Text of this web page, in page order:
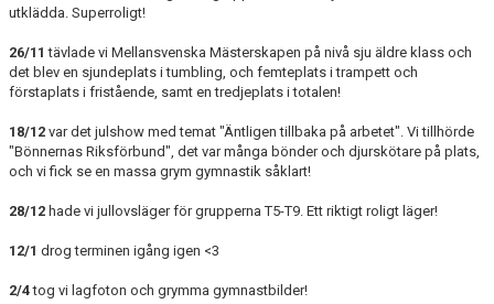
utklädda. Superroligt!
26/11 tävlade vi Mellansvenska Mästerskapen på nivå sju äldre klass och
det blev en sjundeplats i tumbling, och femteplats i trampett och
förstaplats i fristående, samt en tredjeplats i totalen!
18/12 var det julshow med temat "Äntligen tillbaka på arbetet". Vi tillhörde
"Bönnernas Riksförbund", det var många bönder och djurskötare på plats,
och vi fick se en massa grym gymnastik såklart!
28/12 hade vi jullovsläger för grupperna T5-T9. Ett riktigt roligt läger!
12/1 drog terminen igång igen <3
2/4tog vi lagfoton och grymma gymnastbilder!